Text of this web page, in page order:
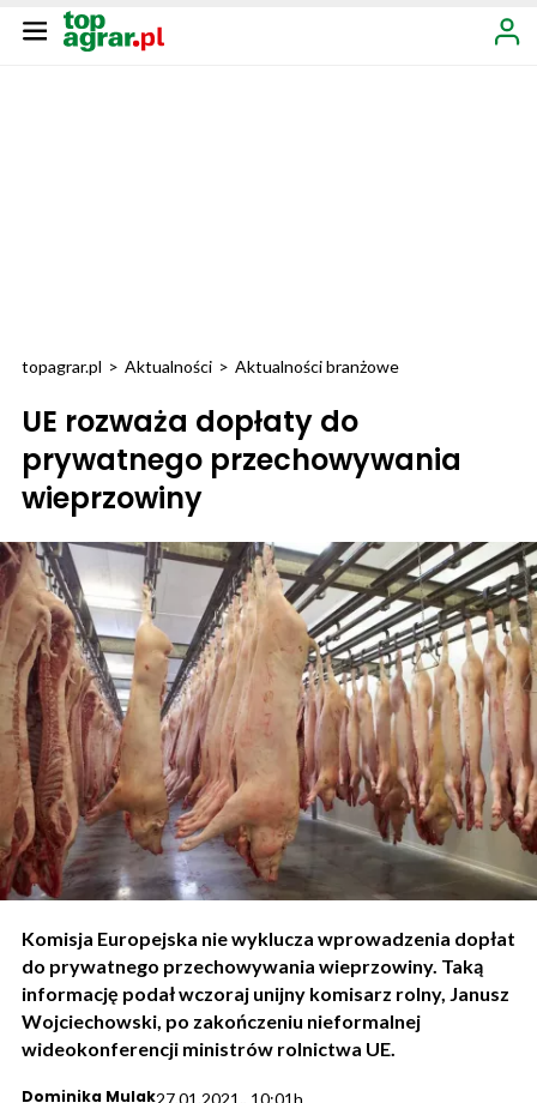
topagrar.pl > Aktualności > Aktualności branżowe
UE rozważa dopłaty do
prywatnego przechowywania
wieprzowiny
Komisja Europejska nie wyklucza wprowadzenia dopłat
do prywatnego przechowywania wieprzowiny. Taką
informację podał wczoraj unijny komisarz rolny, Janusz
Wojciechowski, po zakończeniu nieformalnej
wideokonferencji ministrów rolnictwa UE.
Dominika Mulak27.01.2021., 10:01h